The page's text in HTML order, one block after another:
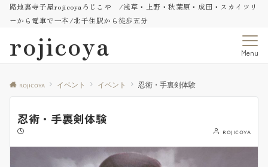
路地裏寺子屋rojicoyaろじこや /浅草・上野・秋葉原・成田・スカイツリ
ーから電車で一本/北千住駅から徒歩五分
rojicoya Menu
rojicoya イベント イベント 忍術・手裏剣体験
忍術・手裏剣体験
rojicoya